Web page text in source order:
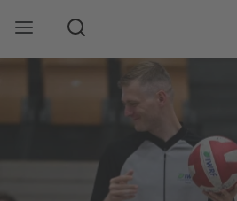
Mobile Navigation öffnen
Suche